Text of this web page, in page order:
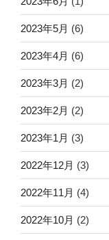
2023年5月 (6)
2023年4月 (6)
2023年3月 (2)
2023年2月 (2)
2023年1月 (3)
2022年12月 (3)
2022年11月 (4)
2022年10月 (2)